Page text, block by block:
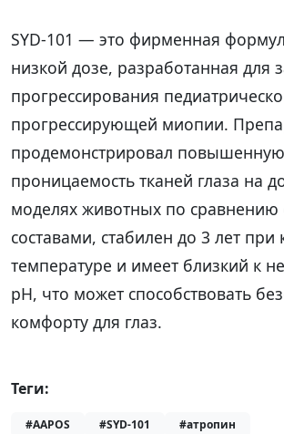
SYD-101 — это фирменная
низкой дозе, разработанная для
прогрессирования
прогрессирующей миопии.
продемонстрировал повышенную
проницаемость тканей глаза на
моделях животных по сравнению
составами, стабилен до 3 лет при
температуре и имеет близкий к
pH, что может способствовать
комфорту для глаз.
Теги:
#AAPOS #SYD-101
#атропин